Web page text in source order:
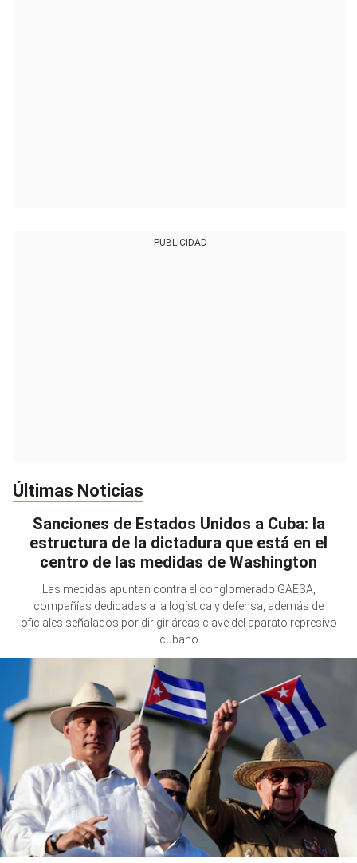
PUBLICIDAD
Últimas Noticias
Sanciones de Estados Unidos a Cuba: la
estructura de la dictadura que está en el
centro de las medidas de Washington
Las medidas apuntan contra el conglomerado GAESA,
compañías dedicadas a la logística y defensa, además de
oficiales señalados por dirigir áreas clave del aparato represivo
cubano